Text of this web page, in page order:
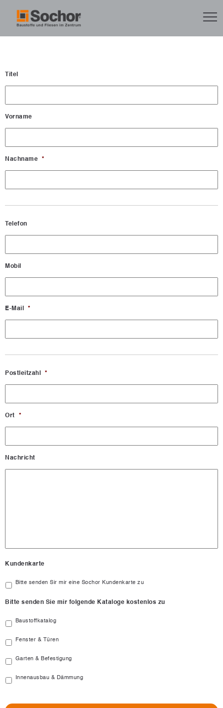
Titel
Vorname
Nachname *
Telefon
Mobil
E-Mail *
Postleitzahl *
Ort *
Nachricht
Kundenkarte
Bitte senden Sir mir eine Sochor Kundenkarte zu
Bitte senden Sie mir folgende Kataloge kostenlos zu
Baustoffkatalog
Fenster & Türen
Garten & Befestigung
Innenausbau & Dämmung